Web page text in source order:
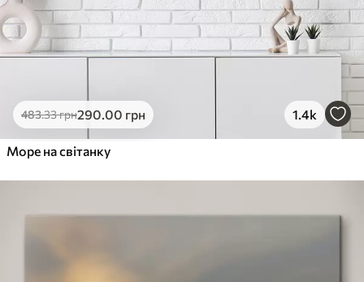
483.33грн290.00 грн 1.4k
Море на світанку